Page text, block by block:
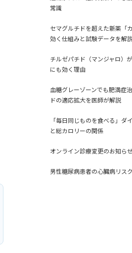
常識
セマグルチドを超えた新薬
効く仕組みと試験データを解
チルゼパチド（マンジャロ）
にも効く理由
血糖グレーゾーンでも肥満症
ドの適応拡大を医師が解説
「毎日同じものを食べる」ダ
と総カロリーの関係
オンライン診療変更のお知ら
男性糖尿病患者の心臓病リス